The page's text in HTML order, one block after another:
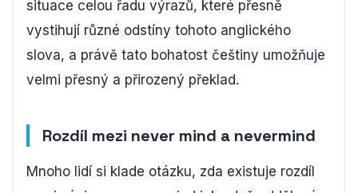
situace celou řadu výrazů, které přesně
vystihují různé odstíny tohoto anglického
slova, a právě tato bohatost češtiny umožňuje
velmi přesný a přirozený překlad.
Rozdíl mezi never mind a nevermind
Mnoho lidí si klade otázku, zda existuje rozdíl